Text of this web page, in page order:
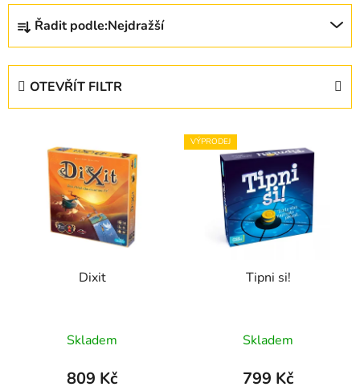
Ř
z
Řadit podle:Nejdražší
OTEVŘÍT FILTR
Dixit
Skladem
809 Kč
VÝPRODEJ
Tipni si!
Skladem
799 Kč